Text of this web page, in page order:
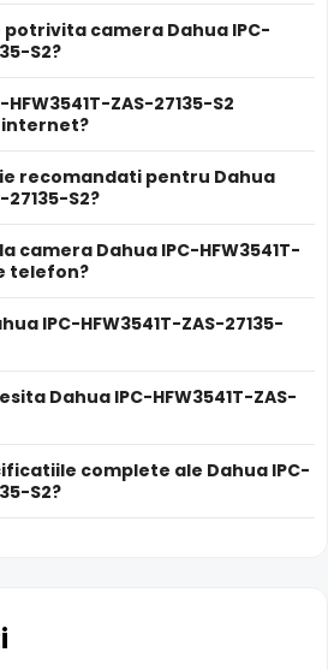
inregistrarea audio in timp real.
cu imaginea video, utila pentru
de senzorul de imagine al
din prim plan, cat si
cu contrast puternic de
NU este inclusa
printr-un singur cablu UTP/FTP din
POE
HFW3541T-ZAS-27135-S2
Dahua IPC-HFW3541T-ZAS-27135-
camera Dahua IPC-
S2?
ZAS-27135-S2
recomandati pentru Dahua
27135-S2?
camera Dahua IPC-HFW3541T-
telefon?
IPC-HFW3541T-ZAS-27135-
Dahua IPC-HFW3541T-ZAS-
complete ale Dahua IPC-
S2?